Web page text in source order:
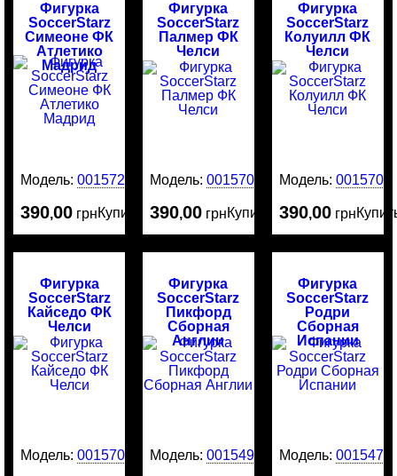
Фигурка
SoccerStarz
Симеоне ФК
Атлетико
Мадрид
Модель:0015720
390,00 грнКупить
Фигурка
SoccerStarz
Палмер ФК
Челси
Модель:0015708
390,00 грнКупить
Фигурка
SoccerStarz
Колуилл ФК
Челси
Модель: 0015707
390,00 грн
Фигурка
SoccerStarz
Кайседо ФК
Челси
Модель:0015706
Фигурка
SoccerStarz
Пикфорд
Сборная
Англии
Модель:0015491
Фигурка
SoccerStarz
Родри
Сборная
Испании
Модель: 0015478